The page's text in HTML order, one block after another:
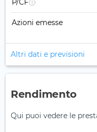
P/CF
Azioni emesse
Altri dati e previsioni
Rendimento
Qui puoi vedere le